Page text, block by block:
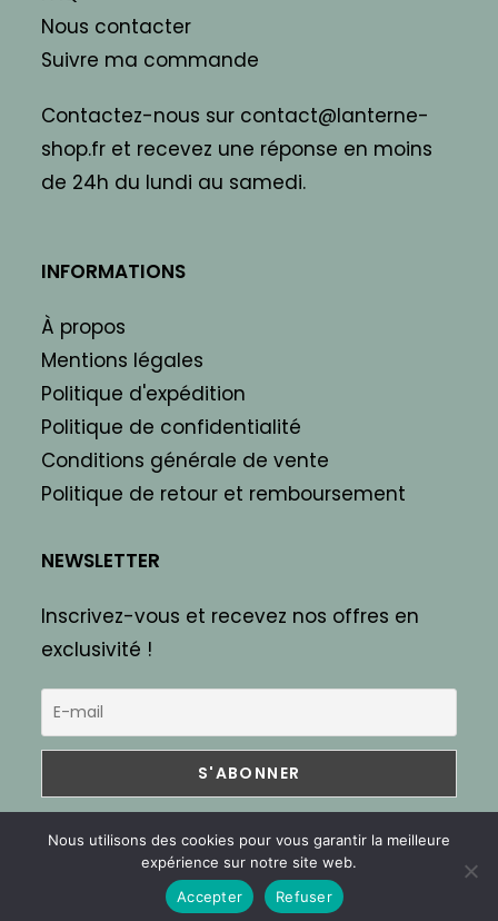
Nous contacter
Suivre ma commande
Contactez-nous sur contact@lanterne-
shop.fr et recevez une réponse en moins
de 24h du lundi au samedi.
INFORMATIONS
À propos
Mentions légales
Politique d'expédition
Politique de confidentialité
Conditions générale de vente
Politique de retour et remboursement
NEWSLETTER
Inscrivez-vous et recevez nos offres en
exclusivité !
© 2026 Lanterne Shop - Tous droits réservés
Nous utilisons des cookies pour vous garantir la meilleure
expérience sur notre site web.
Accepter
Refuser